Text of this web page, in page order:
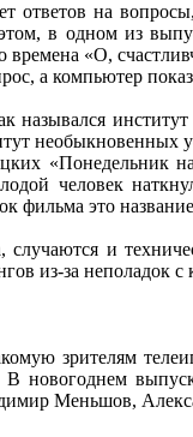
ответов на
в одном из
«О,
а компьютер
назывался
необыкновенных
«Понедельник
человек
фильма это
случаются и
из-за неполадок
зрителям
новогоднем
Меньшов,